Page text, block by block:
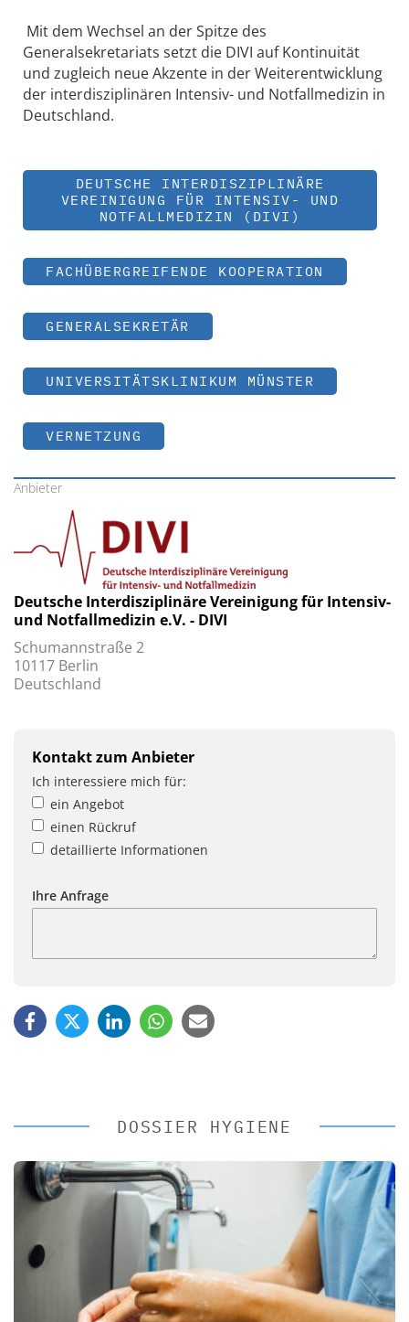
Mit dem Wechsel an der Spitze des
Generalsekretariats setzt die DIVI auf Kontinuität
und zugleich neue Akzente in der Weiterentwicklung
der interdisziplinären Intensiv- und Notfallmedizin in
Deutschland.
DEUTSCHE INTERDISZIPLINÄRE
VEREINIGUNG FÜR INTENSIV- UND
NOTFALLMEDIZIN (DIVI)
FACHÜBERGREIFENDE KOOPERATION
GENERALSEKRETÄR
UNIVERSITÄTSKLINIKUM MÜNSTER
VERNETZUNG
Anbieter
Deutsche Interdisziplinäre Vereinigung für Intensiv-
und Notfallmedizin e.V. - DIVI
Schumannstraße 2
10117 Berlin
Deutschland
Kontakt zum Anbieter
Ich interessiere mich für:
ein Angebot
einen Rückruf
detaillierte Informationen
Ihre Anfrage
DOSSIER HYGIENE